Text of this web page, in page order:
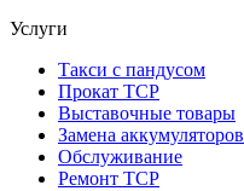
Услуги
Такси с пандусом
Прокат ТСР
Выставочные товары
Замена аккумуляторов
Обслуживание
Ремонт ТСР